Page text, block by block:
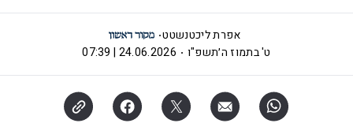
אפרת ליכטנשטט
ט' בתמוז ה׳תשפ"ו
24.06.2026 | 07:39